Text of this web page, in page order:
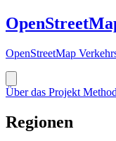
OpenStreetMap
Über das Projekt
Regionen